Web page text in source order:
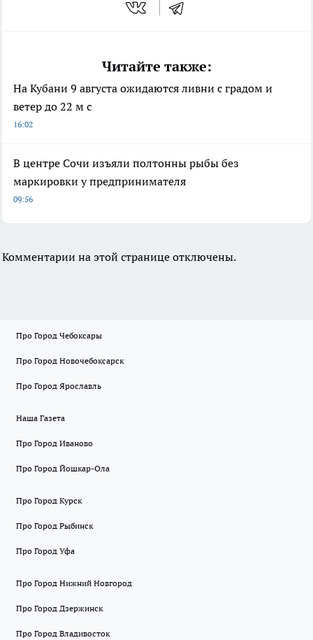
Читайте также:
На Кубани 9 августа ожидаются ливни с градом и
ветер до 22 м с
16:02
В центре Сочи изъяли полтонны рыбы без
маркировки у предпринимателя
09:56
Комментарии на этой странице отключены.
Про Город Чебоксары
Про Город Новочебоксарск
Про Город Ярославль
Наша Газета
Про Город Иваново
Про Город Йошкар-Ола
Про Город Курск
Про Город Рыбинск
Про Город Уфа
Про Город Нижний Новгород
Про Город Дзержинск
Про Город Владивосток